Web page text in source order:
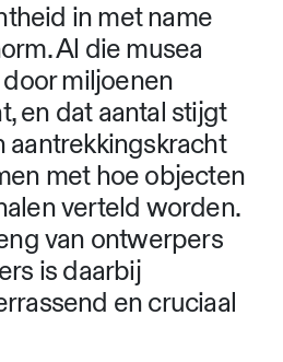
in met name
Al die musea
miljoenen
en dat aantal stijgt
aantrekkingskracht
met hoe objecten
verteld worden.
van ontwerpers
is daarbij
en cruciaal